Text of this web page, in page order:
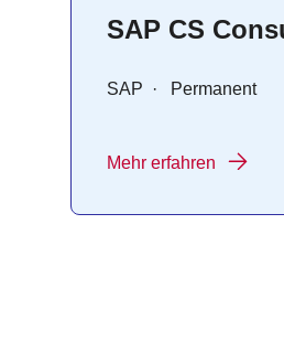
SAP CS
SAP · Permanent
Mehr erfahren